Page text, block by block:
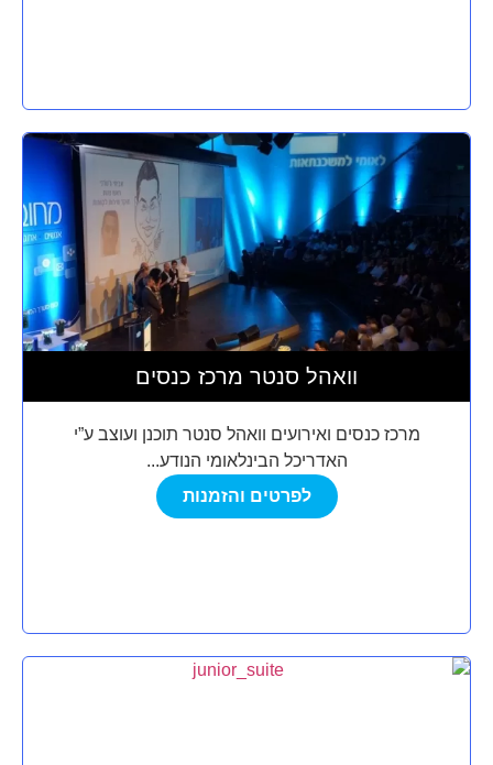
וואהל סנטר מרכז כנסים
מרכז כנסים ואירועים וואהל סנטר תוכנן ועוצב ע”י
האדריכל הבינלאומי הנודע...
לפרטים והזמנות